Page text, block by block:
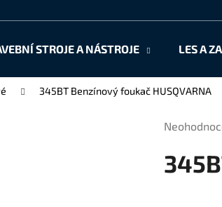
STROJE A NÁSTROJE LES A
345BT Benzínový foukač HUSQVARNA
Průměrné
produktu
je
Co potřebujete najít?
HLEDAT